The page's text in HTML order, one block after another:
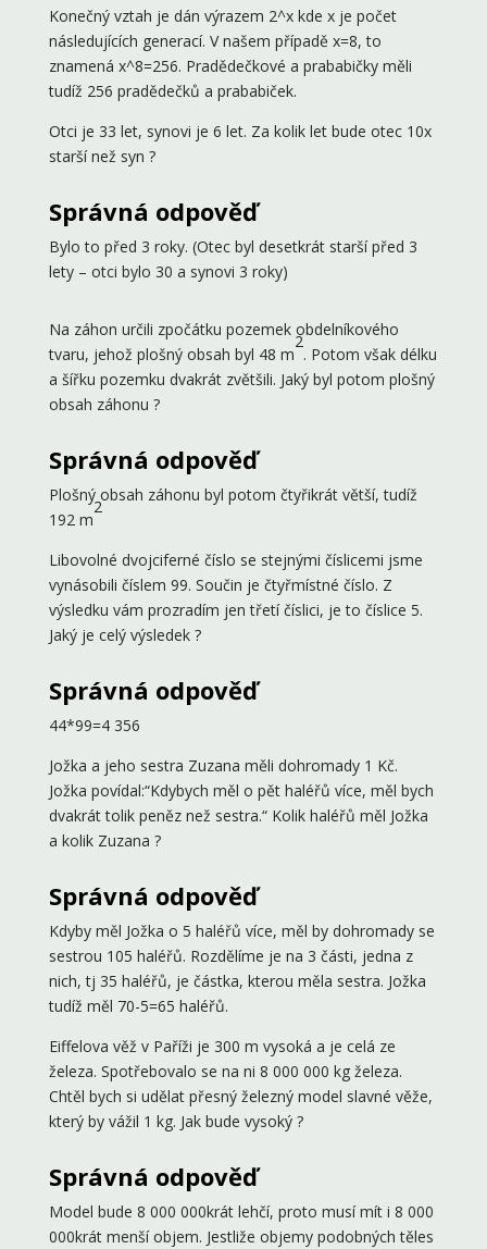
Konečný vztah je dán výrazem 2^x kde x je počet
následujících generací. V našem případě x=8, to
znamená x^8=256. Pradědečkové a prababičky měli
tudíž 256 pradědečků a prababiček.
Otci je 33 let, synovi je 6 let. Za kolik let bude otec 10x
starší než syn ?
Správná odpověď
Bylo to před 3 roky. (Otec byl desetkrát starší před 3
lety – otci bylo 30 a synovi 3 roky)
Na záhon určili zpočátku pozemek obdelníkového
tvaru, jehož plošný obsah byl 48 m
2
. Potom však délku
a šířku pozemku dvakrát zvětšili. Jaký byl potom plošný
obsah záhonu ?
Správná odpověď
Plošný obsah záhonu byl potom čtyřikrát větší, tudíž
192 m
2
Libovolné dvojciferné číslo se stejnými číslicemi jsme
vynásobili číslem 99. Součin je čtyřmístné číslo. Z
výsledku vám prozradím jen třetí číslici, je to číslice 5.
Jaký je celý výsledek ?
Správná odpověď
44*99=4 356
Jožka a jeho sestra Zuzana měli dohromady 1 Kč.
Jožka povídal:“Kdybych měl o pět haléřů více, měl bych
dvakrát tolik peněz než sestra.“ Kolik haléřů měl Jožka
a kolik Zuzana ?
Správná odpověď
Kdyby měl Jožka o 5 haléřů více, měl by dohromady se
sestrou 105 haléřů. Rozdělíme je na 3 části, jedna z
nich, tj 35 haléřů, je částka, kterou měla sestra. Jožka
tudíž měl 70-5=65 haléřů.
Eiffelova věž v Paříži je 300 m vysoká a je celá ze
železa. Spotřebovalo se na ni 8 000 000 kg železa.
Chtěl bych si udělat přesný železný model slavné věže,
který by vážil 1 kg. Jak bude vysoký ?
Správná odpověď
Model bude 8 000 000krát lehčí, proto musí mít i 8 000
000krát menší objem. Jestliže objemy podobných těles